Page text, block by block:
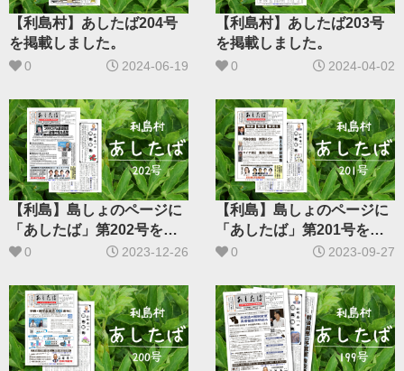
【利島村】あしたば204号
を掲載しました。
0 2024-06-19
【利島村】あしたば203号
を掲載しました。
0 2024-04-02
【利島】島しょのページに
「あしたば」第202号を掲
載しました
0 2023-12-26
【利島】島しょのページに
「あしたば」第201号を掲
載しました
0 2023-09-27